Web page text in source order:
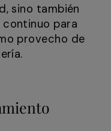
sino también
para
provecho de